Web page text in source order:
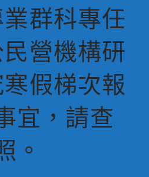
群科專任
營機構研
假梯次報
宜，請查
。